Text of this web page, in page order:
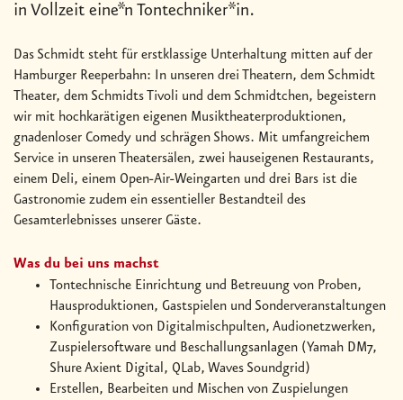
in Vollzeit eine*n Tontechniker*in.
Das Schmidt steht für erstklassige Unterhaltung mitten auf der
Hamburger Reeperbahn: In unseren drei Theatern, dem Schmidt
Theater, dem Schmidts Tivoli und dem Schmidtchen, begeistern
wir mit hochkarätigen eigenen Musiktheaterproduktionen,
gnadenloser Comedy und schrägen Shows. Mit umfangreichem
Service in unseren Theatersälen, zwei hauseigenen Restaurants,
einem Deli, einem Open-Air-Weingarten und drei Bars ist die
Gastronomie zudem ein essentieller Bestandteil des
Gesamterlebnisses unserer Gäste.
Was du bei uns machst
Tontechnische Einrichtung und Betreuung von Proben,
Hausproduktionen, Gastspielen und Sonderveranstaltungen
Konfiguration von Digitalmischpulten, Audionetzwerken,
Zuspielersoftware und Beschallungsanlagen (Yamah DM7,
Shure Axient Digital, QLab, Waves Soundgrid)
Erstellen, Bearbeiten und Mischen von Zuspielungen